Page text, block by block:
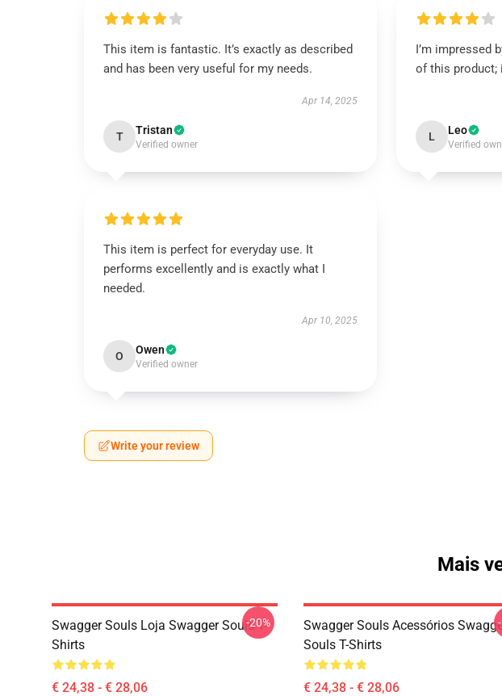
This item is fantastic. It’s exactly as described
and has been very useful for my needs.
Apr 14, 2025
T Tristan
Verified owner
I’m impressed
of this product;
L Leo
Verified
This item is perfect for everyday use. It
performs excellently and is exactly what I
needed.
Apr 10, 2025
O Owen
Verified owner
Write your review
Mais
Swagger Souls Loja Swagger Souls T-
Shirts
€ 24,38 - € 28,06
-20%
Swagger Souls Acessórios
Souls T-Shirts
€ 24,38 - € 28,06